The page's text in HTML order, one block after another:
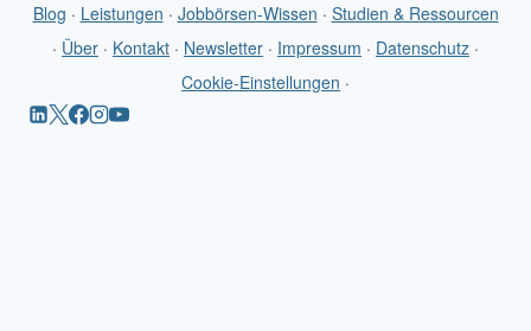
Blog · Leistungen · Jobbörsen-Wissen · Studien & Ressourcen
· Über · Kontakt · Newsletter · Impressum · Datenschutz ·
Cookie-Einstellungen ·